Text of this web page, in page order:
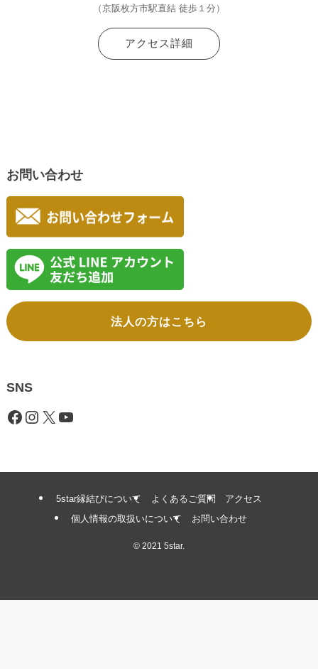
（京阪枚方市駅直結 徒歩１分）
アクセス詳細
お問い合わせ
法人の方はこちら
SNS
Facebook Instagram X YouTube
5star縁結びについて よくあるご質問
アクセス
個人情報の取扱いについて
お問い合わせ
© 2021 5star.